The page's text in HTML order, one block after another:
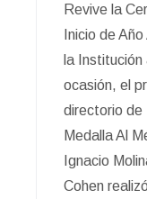
Revive la
Inicio de
la Institución
ocasión, el
directorio de
Medalla Al
Ignacio
Cohen